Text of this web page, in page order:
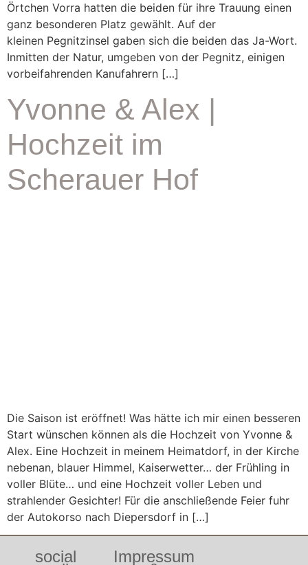
Örtchen Vorra hatten die beiden für ihre Trauung einen
ganz besonderen Platz gewählt. Auf der
kleinen Pegnitzinsel gaben sich die beiden das Ja-Wort.
Inmitten der Natur, umgeben von der Pegnitz, einigen
vorbeifahrenden Kanufahrern […]
Yvonne & Alex |
Hochzeit im
Scherauer Hof
Die Saison ist eröffnet! Was hätte ich mir einen besseren
Start wünschen können als die Hochzeit von Yvonne &
Alex. Eine Hochzeit in meinem Heimatdorf, in der Kirche
nebenan, blauer Himmel, Kaiserwetter… der Frühling in
voller Blüte… und eine Hochzeit voller Leben und
strahlender Gesichter! Für die anschließende Feier fuhr
der Autokorso nach Diepersdorf in […]
social Impressum